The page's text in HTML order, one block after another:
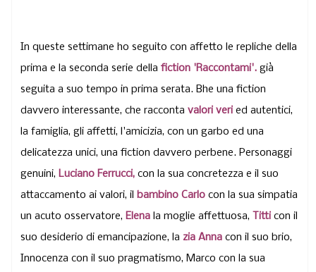
In queste settimane ho seguito con affetto le repliche della
prima e la seconda serie dellafiction 'Raccontami'. già
seguita a suo tempo in prima serata. Bhe una fiction
davvero interessante, che raccontavalori veri ed autentici,
la famiglia, gli affetti, l'amicizia, con un garbo ed una
delicatezza unici, una fiction davvero perbene. Personaggi
genuini, Luciano Ferrucci, con la sua concretezza e il suo
attaccamento ai valori, il bambino Carlo con la sua simpatia
un acuto osservatore, Elena la moglie affettuosa,Titti con il
suo desiderio di emancipazione, la zia Anna con il suo brio,
Innocenza con il suo pragmatismo, Marco con la sua